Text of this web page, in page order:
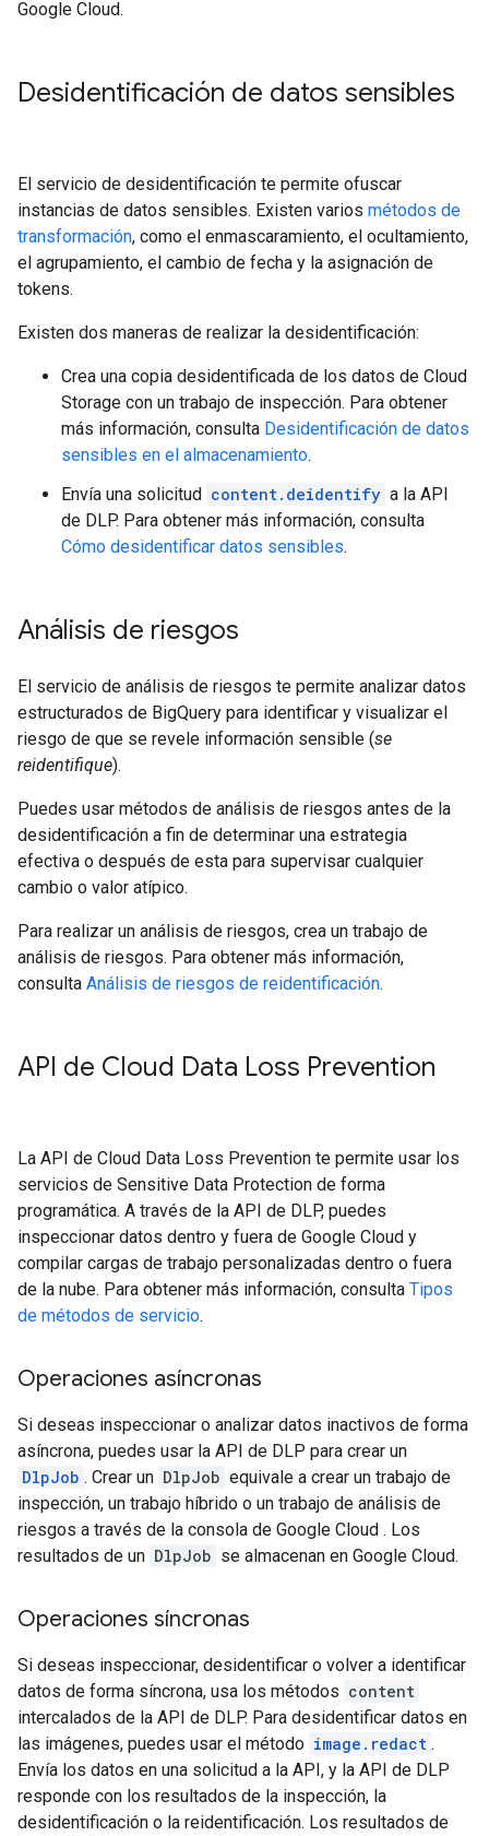
Google Cloud.
Desidentificación de datos sensibles
El servicio de desidentificación te permite ofuscar
instancias de datos sensibles. Existen varios métodos de
transformación, como el enmascaramiento, el ocultamiento,
el agrupamiento, el cambio de fecha y la asignación de
tokens.
Existen dos maneras de realizar la desidentificación:
Crea una copia desidentificada de los datos de Cloud
Storage con un trabajo de inspección. Para obtener
más información, consulta Desidentificación de datos
sensibles en el almacenamiento.
Envía una solicitud content.deidentify a la API
de DLP. Para obtener más información, consulta
Cómo desidentificar datos sensibles.
Análisis de riesgos
El servicio de análisis de riesgos te permite analizar datos
estructurados de BigQuery para identificar y visualizar el
riesgo de que se revele información sensible (se
reidentifique).
Puedes usar métodos de análisis de riesgos antes de la
desidentificación a fin de determinar una estrategia
efectiva o después de esta para supervisar cualquier
cambio o valor atípico.
Para realizar un análisis de riesgos, crea un trabajo de
análisis de riesgos. Para obtener más información,
consulta Análisis de riesgos de reidentificación.
API de Cloud Data Loss Prevention
La API de Cloud Data Loss Prevention te permite usar los
servicios de Sensitive Data Protection de forma
programática. A través de la API de DLP, puedes
inspeccionar datos dentro y fuera de Google Cloud y
compilar cargas de trabajo personalizadas dentro o fuera
de la nube. Para obtener más información, consulta Tipos
de métodos de servicio.
Operaciones asíncronas
Si deseas inspeccionar o analizar datos inactivos de forma
asíncrona, puedes usar la API de DLP para crear un
DlpJob . Crear un DlpJob equivale a crear un trabajo de
inspección, un trabajo híbrido o un trabajo de análisis de
riesgos a través de la consola de Google Cloud . Los
resultados de un DlpJob se almacenan en Google Cloud.
Operaciones síncronas
Si deseas inspeccionar, desidentificar o volver a identificar
datos de forma síncrona, usa los métodos content
intercalados de la API de DLP. Para desidentificar datos en
las imágenes, puedes usar el método image.redact .
Envía los datos en una solicitud a la API, y la API de DLP
responde con los resultados de la inspección, la
desidentificación o la reidentificación. Los resultados de